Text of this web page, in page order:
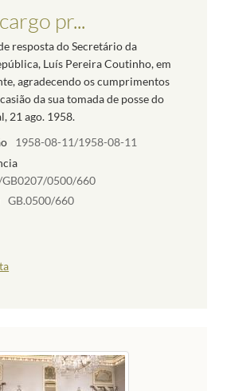
pr...
resposta do Secretário da
Luís Pereira Coutinho, em
agradecendo os cumprimentos
da sua tomada de posse do
21 ago. 1958.
1958-08-11/1958-08-11
GB0207/0500/660
GB.0500/660